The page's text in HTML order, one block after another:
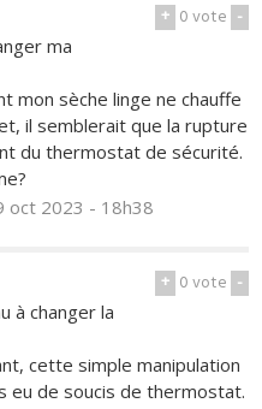
+ 0vote -
ma
mon sèche linge ne chauffe
il semblerait que la rupture
du thermostat de sécurité.
oct 2023 - 18h38
+ 0vote -
à changer la
cette simple manipulation
eu de soucis de thermostat.